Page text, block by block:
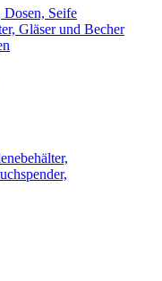
Dosen, Seife
Gläser und Becher